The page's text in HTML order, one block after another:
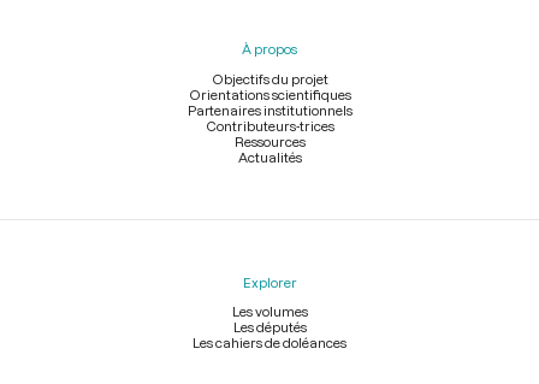
À propos
Objectifs du projet
Orientations scientifiques
Partenaires institutionnels
Contributeurs-trices
Ressources
Actualités
Explorer
Les volumes
Les députés
Les cahiers de doléances